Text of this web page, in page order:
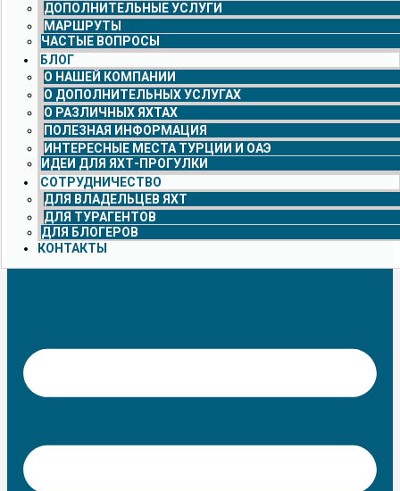
ДОПОЛНИТЕЛЬНЫЕ УСЛУГИ
МАРШРУТЫ
ЧАСТЫЕ ВОПРОСЫ
БЛОГ
О НАШЕЙ КОМПАНИИ
О ДОПОЛНИТЕЛЬНЫХ УСЛУГАХ
О РАЗЛИЧНЫХ ЯХТАХ
ПОЛЕЗНАЯ ИНФОРМАЦИЯ
ИНТЕРЕСНЫЕ МЕСТА ТУРЦИИ И ОАЭ
ИДЕИ ДЛЯ ЯХТ-ПРОГУЛКИ
СОТРУДНИЧЕСТВО
ДЛЯ ВЛАДЕЛЬЦЕВ ЯХТ
ДЛЯ ТУРАГЕНТОВ
ДЛЯ БЛОГЕРОВ
КОНТАКТЫ